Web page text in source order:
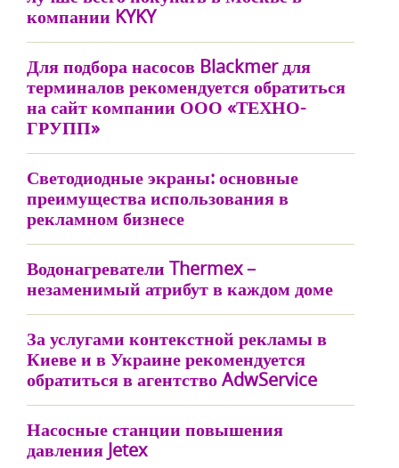
компании KYKY
Для подбора насосов Blackmer для
терминалов рекомендуется обратиться
на сайт компании ООО «ТЕХНО-
ГРУПП»
Светодиодные экраны: основные
преимущества использования в
рекламном бизнесе
Водонагреватели Thermex –
незаменимый атрибут в каждом доме
За услугами контекстной рекламы в
Киеве и в Украине рекомендуется
обратиться в агентство AdwService
Насосные станции повышения
давления Jetex